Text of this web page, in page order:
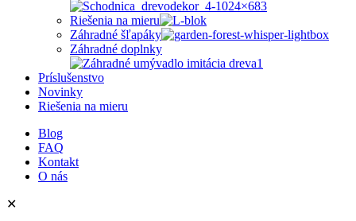
Riešenia na mieru
Záhradné šľapáky
Záhradné doplnky
Príslušenstvo
Novinky
Riešenia na mieru
Blog
FAQ
Kontakt
O nás
✕